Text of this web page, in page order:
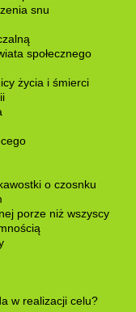
snu
społecznego
życia i śmierci
o czosnku
porze niż wszyscy
w realizacji celu?